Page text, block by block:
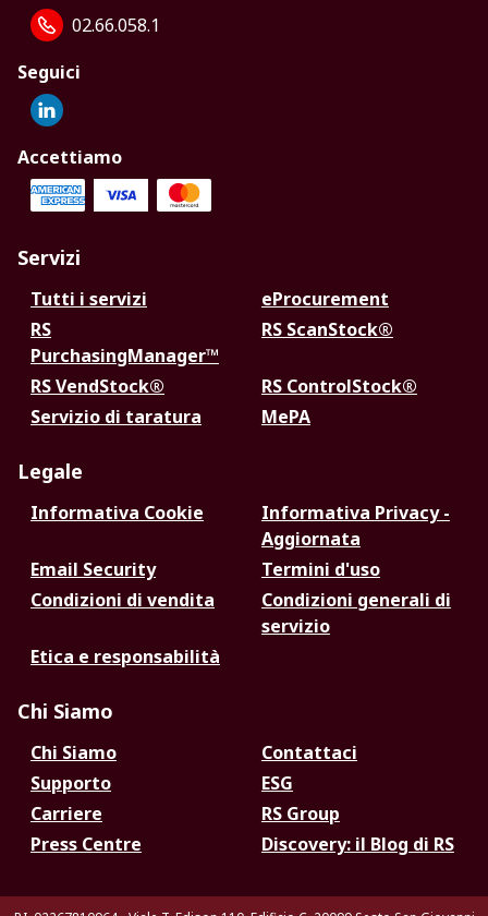
02.66.058.1
Seguici
Accettiamo
Servizi
Tutti i servizi
eProcurement
RS
PurchasingManager™
RS ScanStock®
RS VendStock®
RS ControlStock®
Servizio di taratura
MePA
Legale
Informativa Cookie
Informativa Privacy -
Aggiornata
Email Security
Termini d'uso
Condizioni di vendita
Condizioni generali di
servizio
Etica e responsabilità
Chi Siamo
Chi Siamo
Contattaci
Supporto
ESG
Carriere
RS Group
Press Centre
Discovery: il Blog di RS